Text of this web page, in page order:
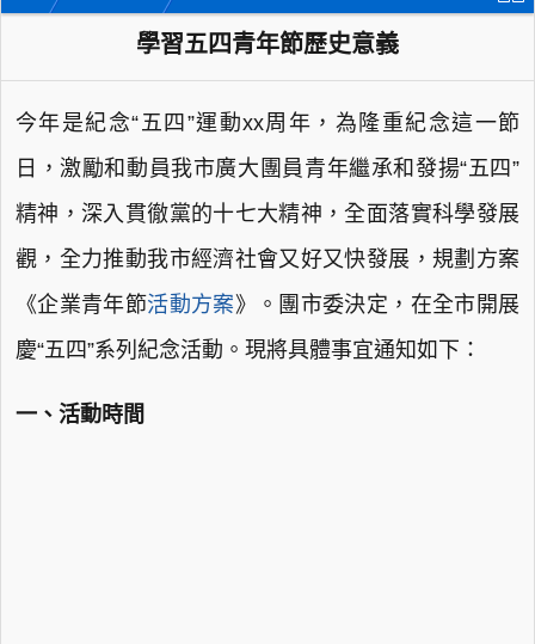
學習五四青年節歷史意義
今年是紀念“五四”運動xx周年，為隆重紀念這一節
日，激勵和動員我市廣大團員青年繼承和發揚“五四”
精神，深入貫徹黨的十七大精神，全面落實科學發展
觀，全力推動我市經濟社會又好又快發展，規劃方案
《企業青年節活動方案》。團市委決定，在全市開展
慶“五四”系列紀念活動。現將具體事宜通知如下：
一、活動時間